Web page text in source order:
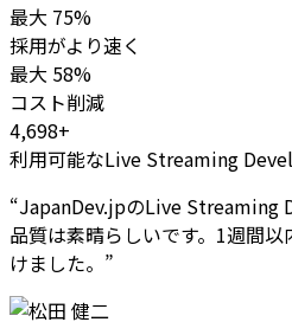
最大 75%
採用がより速く
最大 58%
コスト削減
4,698+
利用可能なLive Streaming
“JapanDev.jpのLive Streaming
品質は素晴らしいです。1週間
けました。 ”